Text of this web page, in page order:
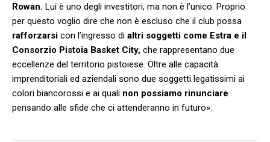
Rowan. Lui è uno degli investitori, ma non è l’unico. Proprio
per questo voglio dire che non è escluso che il club possa
rafforzarsi con l’ingresso di altri soggetti come Estra e il
Consorzio Pistoia Basket City, che rappresentano due
eccellenze del territorio pistoiese. Oltre alle capacità
imprenditoriali ed aziendali sono due soggetti legatissimi ai
colori biancorossi e ai quali non possiamo rinunciare
pensando alle sfide che ci attenderanno in futuro».